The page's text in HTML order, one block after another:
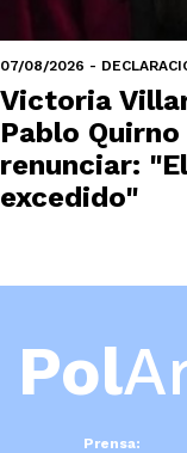
07/08/2026 -
Victoria
Pablo
renunciar:
excedido"
Pol
Prensa: